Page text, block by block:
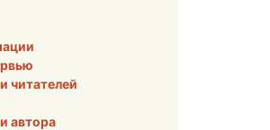
читателей
автора